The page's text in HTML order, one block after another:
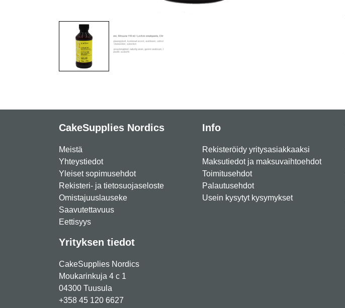
CakeSupplies Nordics
Meistä
Yhteystiedot
Yleiset sopimusehdot
Rekisteri- ja tietosuojaseloste
Omistajuuslauseke
Saavutettavuus
Eettisyys
Yrityksen tiedot
CakeSupplies Nordics
Moukarinkuja 4 c 1
04300 Tuusula
+358 45 120 6627
Info
Rekisteröidy yritysasiakkaaksi
Maksutiedot ja maksuvaihtoehdot
Toimitusehdot
Palautusehdot
Usein kysytyt kysymykset